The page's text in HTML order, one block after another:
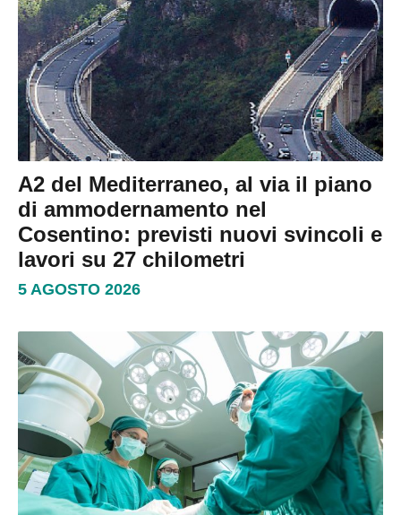
A2 del Mediterraneo, al via il piano
di ammodernamento nel
Cosentino: previsti nuovi svincoli e
lavori su 27 chilometri
5 AGOSTO 2026